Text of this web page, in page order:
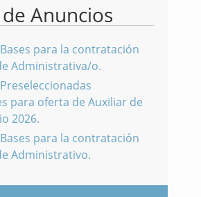
Anuncios
Bases para la contratación
Administrativa/o.
Preseleccionadas
para oferta de Auxiliar de
2026.
Bases para la contratación
Administrativo.